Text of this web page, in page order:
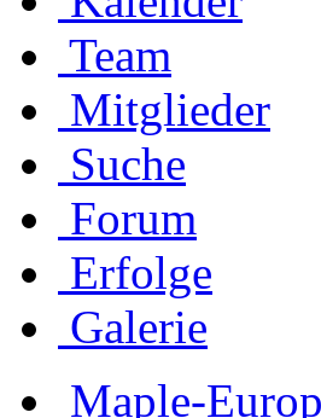
Team
Mitglieder
Suche
Forum
Erfolge
Galerie
Maple-